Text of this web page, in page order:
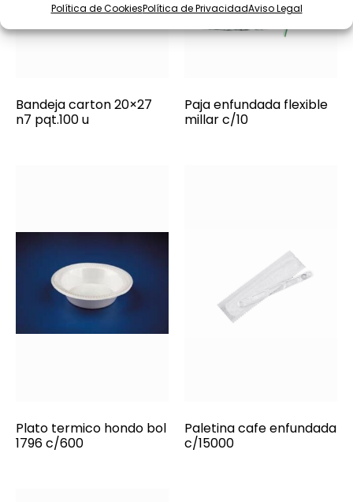
Política de CookiesPolítica de PrivacidadAviso Legal
Bandeja carton 20×27
n7 pqt.100 u
Paja enfundada flexible
millar c/10
Plato termico hondo bol
1796 c/600
Paletina cafe enfundada
c/15000